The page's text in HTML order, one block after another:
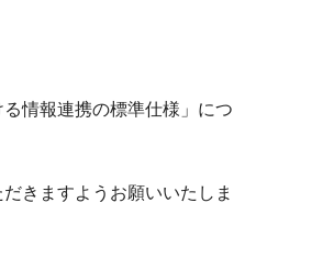
情報連携の標準仕様」につ
きますようお願いいたしま